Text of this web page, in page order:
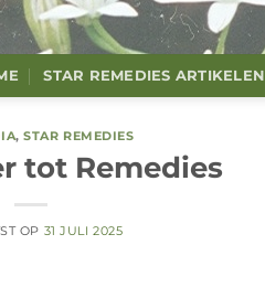
STAR REMEDIES ARTIKELEN
,STAR REMEDIES
tot Remedies
OP 31 JULI 2025